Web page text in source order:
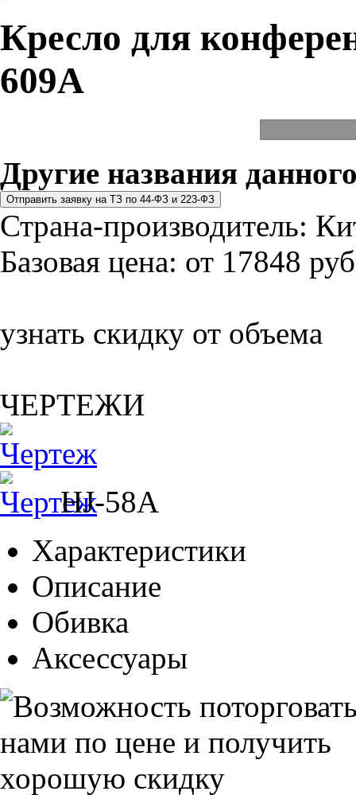
Кресло для
609A
Другие названия
Страна-производитель:
Базовая цена: от 17848
узнать скидку от объема
ЧЕРТЕЖИ
HJ-58A
Характеристики
Описание
Обивка
Аксессуары